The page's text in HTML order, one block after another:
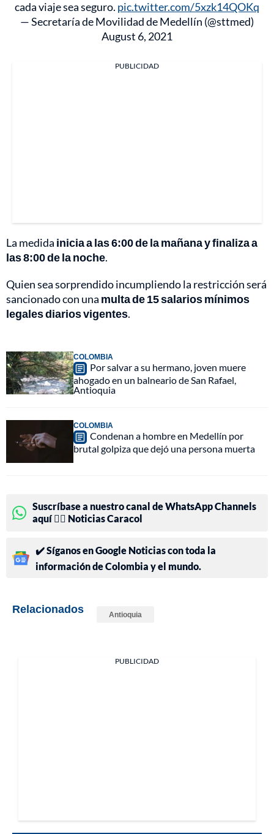
cada viaje sea seguro. pic.twitter.com/5xzk14QOKq
— Secretaría de Movilidad de Medellín (@sttmed)
August 6, 2021
PUBLICIDAD
La medida inicia a las 6:00 de la mañana y finaliza a
las 8:00 de la noche.
Quien sea sorprendido incumpliendo la restricción será
sancionado con una multa de 15 salarios mínimos
legales diarios vigentes.
COLOMBIA
Por salvar a su hermano, joven muere
ahogado en un balneario de San Rafael,
Antioquia
COLOMBIA
Condenan a hombre en Medellín por
brutal golpiza que dejó una persona muerta
Suscríbase a nuestro canal de WhatsApp Channels
aquí 👉🏻 Noticias Caracol
✔️ Síganos en Google Noticias con toda la
información de Colombia y el mundo.
Relacionados Antioquia
PUBLICIDAD